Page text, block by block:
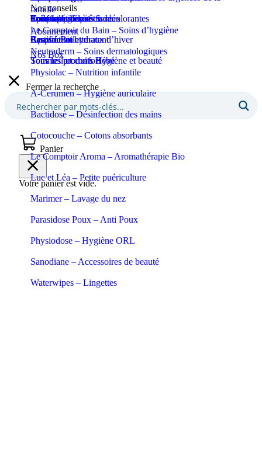
Coupe-ongles et ciseaux
Apaisant et hydratant
Sommeil et confort
Puériculture
Certifié Bio
Tous les produits Bébé
Confort et bien-être
Respiration et maux d’hiver
Tous les produits Santé
Epilation et crèmes décolorantes
Soins spécifiques
Soins solaires
Eaux de toilette
Tous les produits Hygiène et beauté
famille
Le Comptoir du Bain – Soins d’hygiène
Neutraderm – Soins dermatologiques
Physiolac – Nutrition infantile
A-Cerumen – Hygiène auriculaire
Bactidose – Désinfection des mains
Cotocouche – Cotons absorbants
Le Comptoir Aroma – Aromathérapie Bio
Luc et Léa – Petite puériculture
Marimer – Lavage du nez
Parasidose Poux – Anti Poux
Physiodose – Hygiène ORL
Sanodiane – Accessoires de beauté
Waterwipes – Lingettes
Nos conseils
Abonnement
Nos Box
Fermer la recherche
Panier
Votre panier est vide.